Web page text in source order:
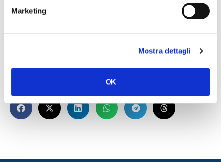
Marketing
Mostra dettagli
OK